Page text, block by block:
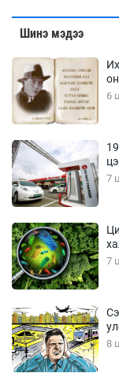
Шинэ мэдээ
6
7
7
8